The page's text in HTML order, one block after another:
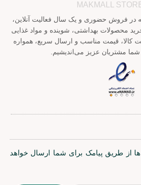
MAKMALL
سال تجربه در فروش حضوری و یک سال فعالیت آنلاین،
محصولات بهداشتی، شوینده و مواد غذایی
کالا، قیمت مناسب و ارسال سریع، همواره
مشتریان عزیز می‌اندیشیم.
ها از طریق پیامک برای شما ارسال خواهد